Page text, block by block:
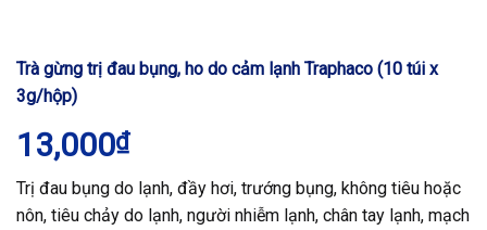
Trà gừng trị đau bụng, ho do cảm lạnh Traphaco (10 túi x
3g/hộp)
13,000₫
Trị đau bụng do lạnh, đầy hơi, trướng bụng, không tiêu hoặc
nôn, tiêu chảy do lạnh, người nhiễm lạnh, chân tay lạnh, mạch